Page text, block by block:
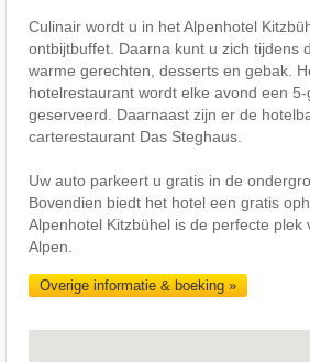
Culinair wordt u in het Alpenhotel
ontbijtbuffet. Daarna kunt u zich tijdens
warme gerechten, desserts en gebak.
hotelrestaurant wordt elke avond een
geserveerd. Daarnaast zijn er de
carterestaurant Das Steghaus.
Uw auto parkeert u gratis in de
Bovendien biedt het hotel een gratis
Alpenhotel Kitzbühel is de perfecte
Alpen.
Overige informatie & boeking »